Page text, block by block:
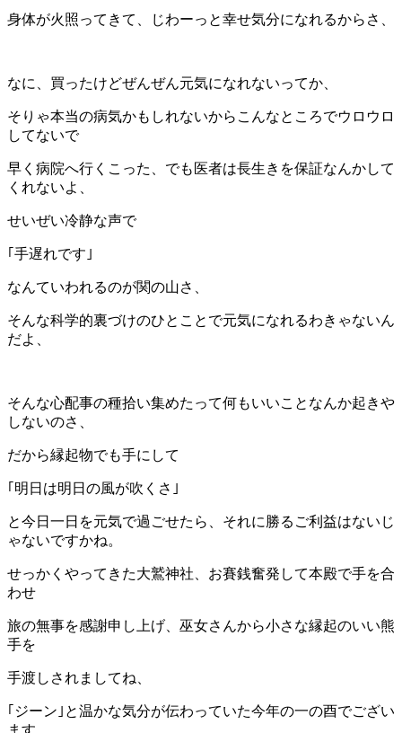
身体が火照ってきて、じわーっと幸せ気分になれるからさ、
なに、買ったけどぜんぜん元気になれないってか、
そりゃ本当の病気かもしれないからこんなところでウロウロ
してないで
早く病院へ行くこった、でも医者は長生きを保証なんかして
くれないよ、
せいぜい冷静な声で
｢手遅れです｣
なんていわれるのが関の山さ、
そんな科学的裏づけのひとことで元気になれるわきゃないん
だよ、
そんな心配事の種拾い集めたって何もいいことなんか起きや
しないのさ、
だから縁起物でも手にして
｢明日は明日の風が吹くさ｣
と今日一日を元気で過ごせたら、それに勝るご利益はないじ
ゃないですかね。
せっかくやってきた大鷲神社、お賽銭奮発して本殿で手を合
わせ
旅の無事を感謝申し上げ、巫女さんから小さな縁起のいい熊
手を
手渡しされましてね、
｢ジーン｣と温かな気分が伝わっていた今年の一の酉でござい
ます。